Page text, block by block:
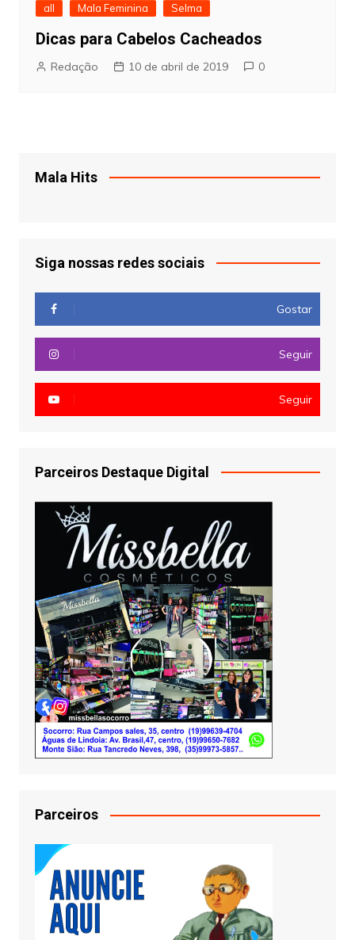
all Mala Feminina Selma
Dicas para Cabelos Cacheados
Redação 10 de abril de 2019 0
Mala Hits
Siga nossas redes sociais
Gostar
Seguir
Seguir
Parceiros Destaque Digital
Parceiros